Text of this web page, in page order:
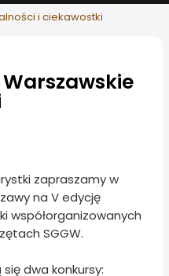
i ciekawostki
zapraszamy w
na V edycję
współorganizowanych
SGGW.
dwa konkursy: